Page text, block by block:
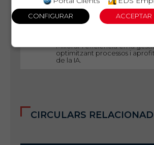
EIX
29 d'octubre
Millorar l'eficiència en la
optimitzant processos i
de la IA.
CIRCULARS